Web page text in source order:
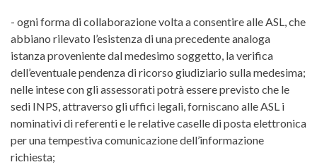
- ogni forma di collaborazione volta a consentire alle ASL, che
abbiano rilevato l’esistenza di una precedente analoga
istanza proveniente dal medesimo soggetto, la verifica
dell’eventuale pendenza di ricorso giudiziario sulla medesima;
nelle intese con gli assessorati potrà essere previsto che le
sedi INPS, attraverso gli uffici legali, forniscano alle ASL i
nominativi di referenti e le relative caselle di posta elettronica
per una tempestiva comunicazione dell’informazione
richiesta;